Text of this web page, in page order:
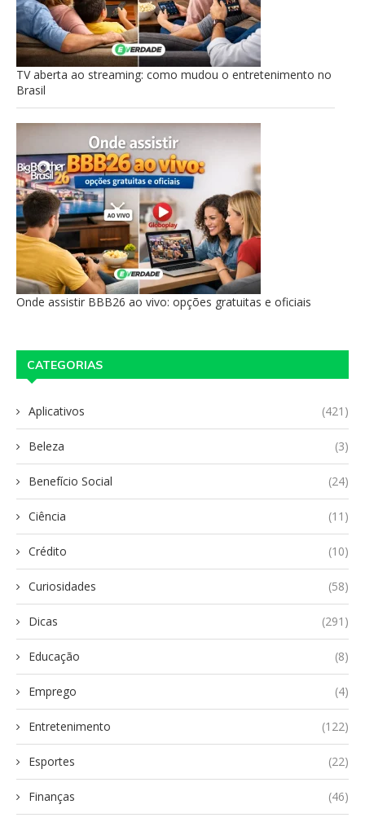
TV aberta ao streaming: como mudou o entretenimento no
Brasil
Onde assistir BBB26 ao vivo: opções gratuitas e oficiais
CATEGORIAS
Aplicativos (421)
Beleza (3)
Benefício Social (24)
Ciência (11)
Crédito (10)
Curiosidades (58)
Dicas (291)
Educação (8)
Emprego (4)
Entretenimento (122)
Esportes (22)
Finanças (46)